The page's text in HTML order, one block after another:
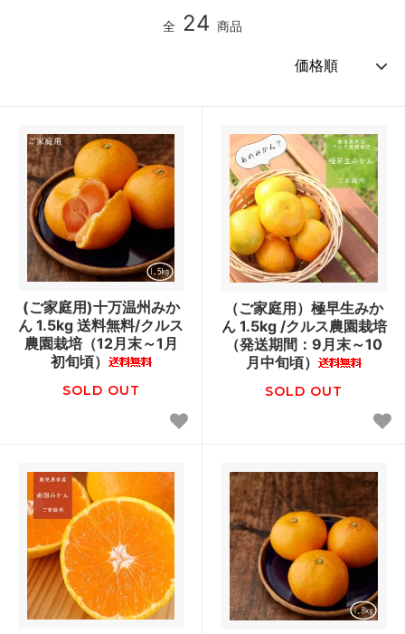
全 24 商品
(ご家庭用)十万温州みか
ん 1.5kg 送料無料/クルス
農園栽培（12月末～1月
初旬頃）
SOLD OUT
（ご家庭用）極早生みか
ん 1.5kg /クルス農園栽培
（発送期間：9月末～10
月中旬頃）
SOLD OUT